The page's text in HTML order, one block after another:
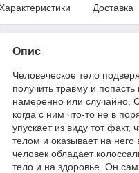
Доставка
Опис
Человеческое тело
получить травму и
намеренно или случайно.
когда с ним что-то не в
упускает из виду тот факт,
телом и оказывает на
человек обладает
тело и на здоровье. Он